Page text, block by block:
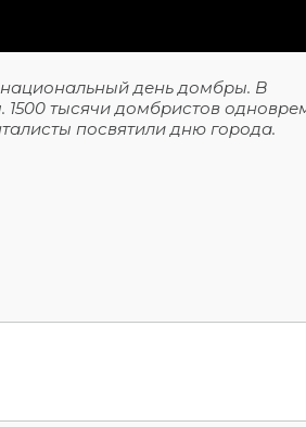
день домбры. В
тысячи домбристов
посвятили дню города.